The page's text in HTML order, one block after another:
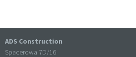
ADS Construction
Spacerowa 7D/16